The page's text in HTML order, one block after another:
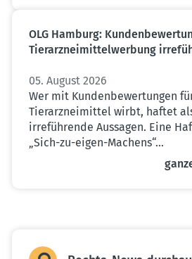
OLG Hamburg:
Tierarz­nei­mit­tel­werbung
05. August 2026
Wer mit Kundenbewertungen
Tierarzneimittel wirbt, haftet
irreführende Aussagen. Eine
„Sich-zu-eigen-Machens“…